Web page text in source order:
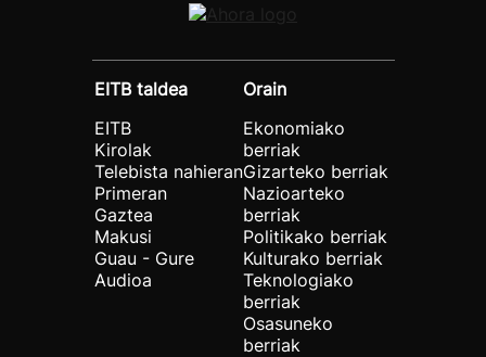
EITB taldea
EITB
Kirolak
Telebista nahieran
Primeran
Gaztea
Makusi
Guau - Gure
Audioa
Orain
Ekonomiako
berriak
Gizarteko berriak
Nazioarteko
berriak
Politikako berriak
Kulturako berriak
Teknologiako
berriak
Osasuneko
berriak